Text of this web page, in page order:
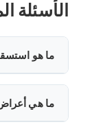
الأسئلة
ما هو
استسقاء
ما هي